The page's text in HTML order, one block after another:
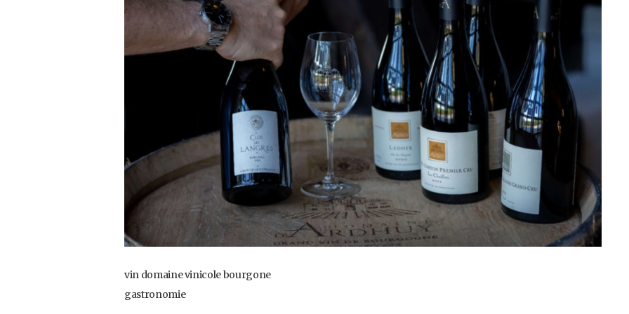
vin domaine vinicole bourgone
gastronomie